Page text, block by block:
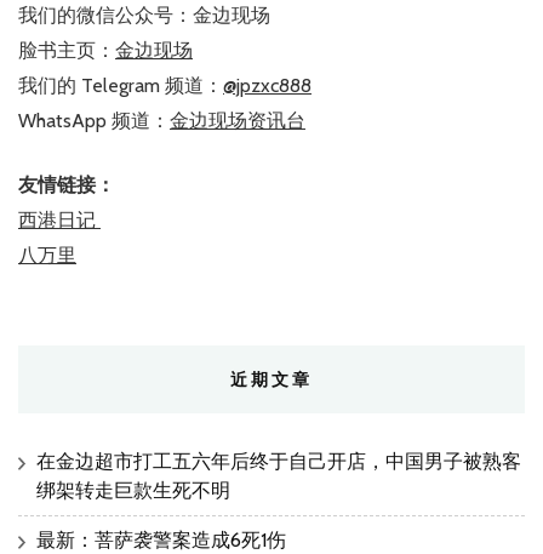
我们的微信公众号：金边现场
脸书主页： 金边现场
我们的 Telegram 频道： @jpzxc888
WhatsApp 频道： 金边现场资讯台
友情链接：
西港日记
八万里
近期文章
在金边超市打工五六年后终于自己开店，中国男子被熟客
绑架转走巨款生死不明
最新：菩萨袭警案造成6死1伤